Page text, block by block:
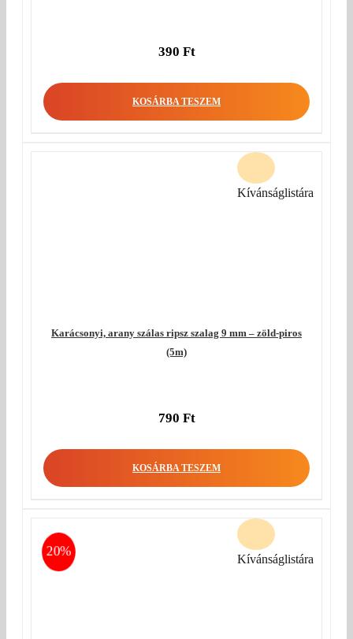
390 Ft
KOSÁRBA TESZEM
Karácsonyi, arany szálas ripsz szalag 9 mm – zöld-piros
(5m)
790 Ft
KOSÁRBA TESZEM
Kívánságlistára
20%
Kívánságlistára